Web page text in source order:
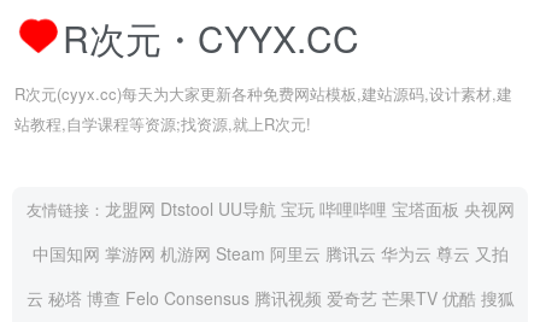
R次元・CYYX.CC
R次元(cyyx.cc)每天为大家更新各种免费网站模板,建站源码,设计素材,建
站教程,自学课程等资源;找资源,就上R次元!
友情链接： 龙盟网 Dtstool UU导航 宝玩 哔哩哔哩 宝塔面板 央视网
中国知网 掌游网 机游网 Steam 阿里云 腾讯云 华为云 尊云 又拍
云 秘塔 博查 Felo Consensus 腾讯视频 爱奇艺 芒果TV 优酷 搜狐